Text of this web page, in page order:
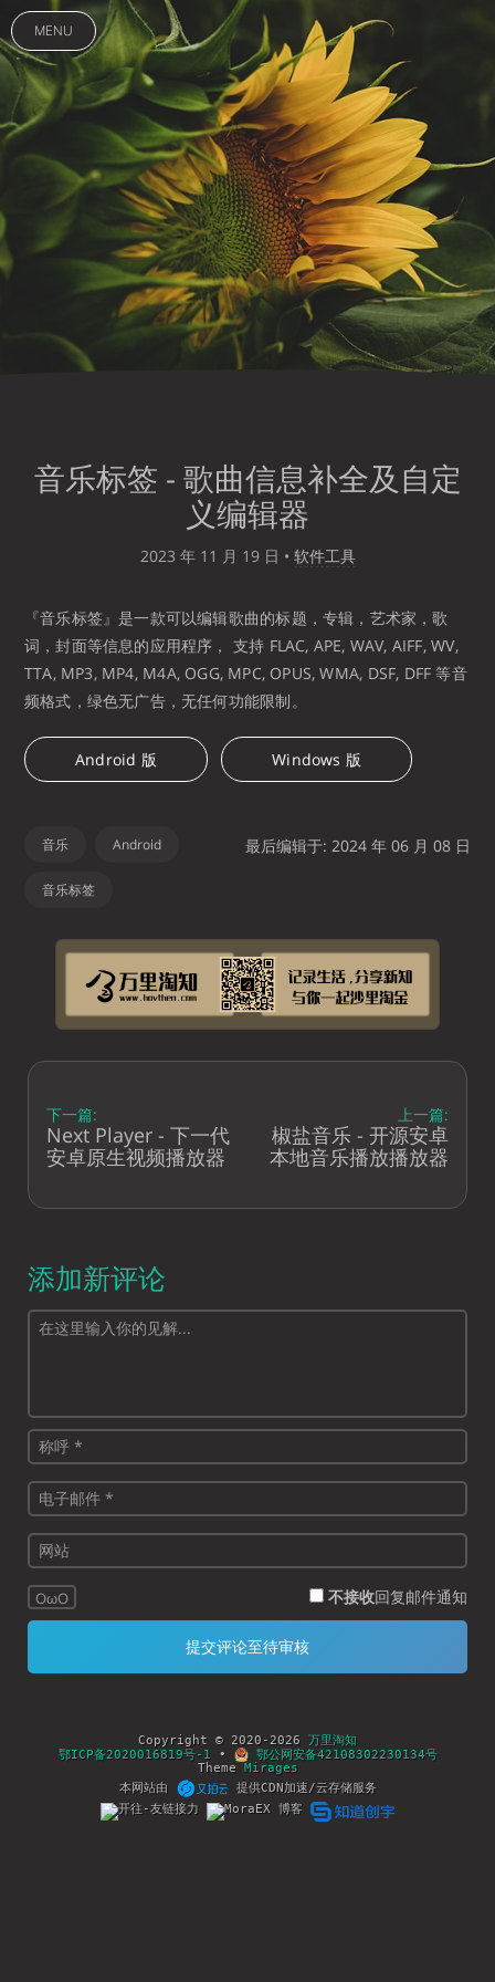
MENU
音乐标签 - 歌曲信息补全及自定
义编辑器
2023 年 11 月 19 日 • 软件工具
『音乐标签』是一款可以编辑歌曲的标题，专辑，艺术家，歌
词，封面等信息的应用程序， 支持 FLAC, APE, WAV, AIFF, WV,
TTA, MP3, MP4, M4A, OGG, MPC, OPUS, WMA, DSF, DFF 等音
频格式，绿色无广告，无任何功能限制。
Android 版 Windows 版
音乐 Android
音乐标签
最后编辑于: 2024 年 06 月 08 日
下一篇:
Next Player - 下一代
安卓原生视频播放器
上一篇:
椒盐音乐 - 开源安卓
本地音乐播放播放器
添加新评论
OωO 不接收回复邮件通知
Copyright © 2020-2026 万里淘知
鄂ICP备2020016819号-1 •
鄂公网安备42108302230134号
Theme Mirages
本网站由
提供CDN加速/云存储服务